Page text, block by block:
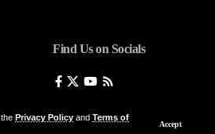
Privacy Policy and Terms of
Accept
Find Us on Socials